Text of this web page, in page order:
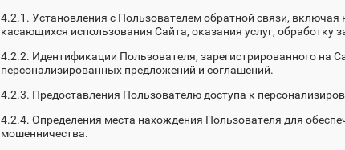
4.2.1. Установления с Пользователем обратной связи, включая
касающихся использования Сайта, оказания услуг, обработку
4.2.2. Идентификации Пользователя, зарегистрированного на
персонализированных предложений и соглашений.
4.2.3. Предоставления Пользователю доступа к
4.2.4. Определения места нахождения Пользователя для
мошенничества.